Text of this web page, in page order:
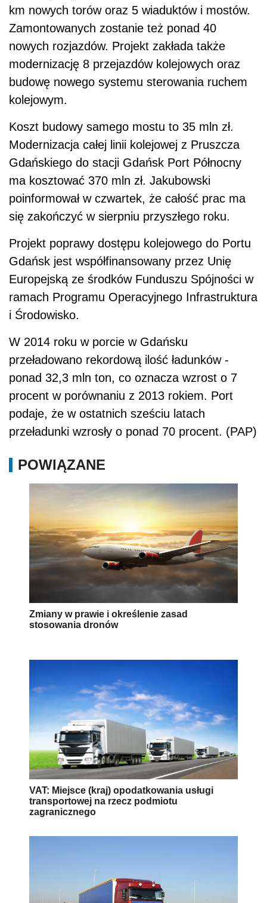
km nowych torów oraz 5 wiaduktów i mostów.
Zamontowanych zostanie też ponad 40
nowych rozjazdów. Projekt zakłada także
modernizację 8 przejazdów kolejowych oraz
budowę nowego systemu sterowania ruchem
kolejowym.
Koszt budowy samego mostu to 35 mln zł.
Modernizacja całej linii kolejowej z Pruszcza
Gdańskiego do stacji Gdańsk Port Północny
ma kosztować 370 mln zł. Jakubowski
poinformował w czwartek, że całość prac ma
się zakończyć w sierpniu przyszłego roku.
Projekt poprawy dostępu kolejowego do Portu
Gdańsk jest współfinansowany przez Unię
Europejską ze środków Funduszu Spójności w
ramach Programu Operacyjnego Infrastruktura
i Środowisko.
W 2014 roku w porcie w Gdańsku
przeładowano rekordową ilość ładunków -
ponad 32,3 mln ton, co oznacza wzrost o 7
procent w porównaniu z 2013 rokiem. Port
podaje, że w ostatnich sześciu latach
przeładunki wzrosły o ponad 70 procent. (PAP)
POWIĄZANE
Zmiany w prawie i określenie zasad
stosowania dronów
VAT: Miejsce (kraj) opodatkowania usługi
transportowej na rzecz podmiotu
zagranicznego